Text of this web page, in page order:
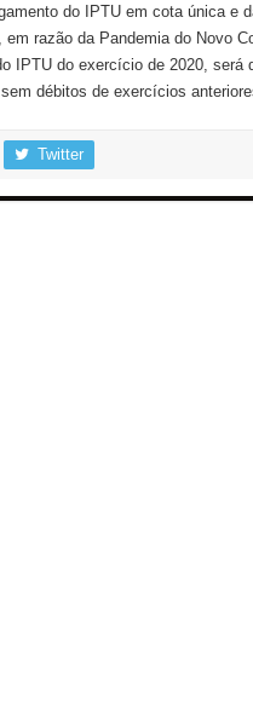
do IPTU em cota única e
razão da Pandemia do Novo
IPTU do exercício de 2020, será
débitos de exercícios
Twitter